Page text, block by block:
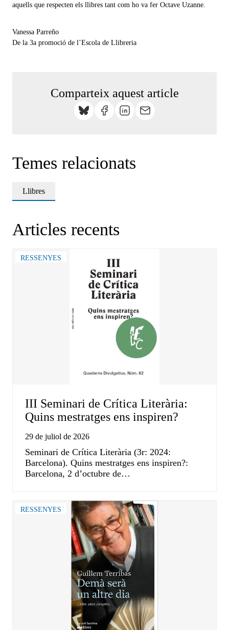
aquells que respecten els llibres tant com ho va fer Octave Uzanne.
Vanessa Parreño
De la 3a promoció de l’Escola de Llibreria
Comparteix aquest article
Temes relacionats
Llibres
Articles recents
RESSENYES
III Seminari de Crítica Literària:
Quins mestratges ens inspiren?
29 de juliol de 2026
Seminari de Crítica Literària (3r: 2024:
Barcelona). Quins mestratges ens inspiren?:
Barcelona, 2 d’octubre de…
RESSENYES